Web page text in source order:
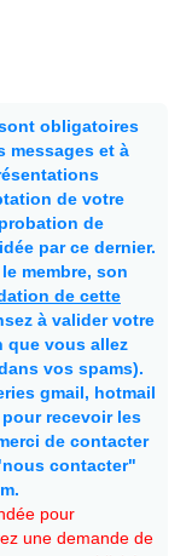
obligatoires
messages et à
de votre
de
par ce dernier.
membre, son
de cette
à valider votre
que vous allez
vos spams).
gmail, hotmail
recevoir les
de contacter
contacter"
pour
une demande de